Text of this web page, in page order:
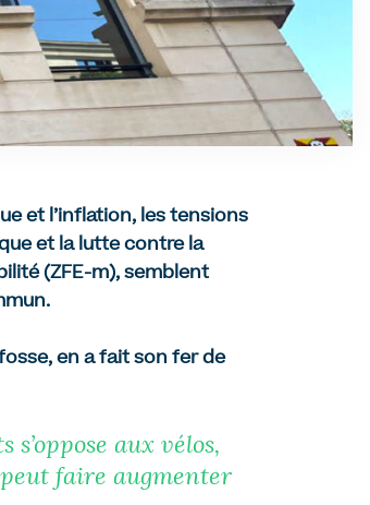
et l’inflation, les tensions
et la lutte contre la
(ZFE-m), semblent
en a fait son fer de
aux vélos,
peut faire augmenter